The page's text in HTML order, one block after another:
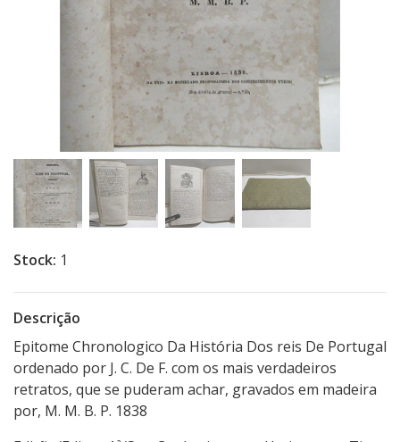
Stock: 1
Descrição
Epitome Chronologico Da História Dos reis De Portugal
ordenado por J. C. De F. com os mais verdadeiros
retratos, que se puderam achar, gravados em madeira
por, M. M. B. P. 1838